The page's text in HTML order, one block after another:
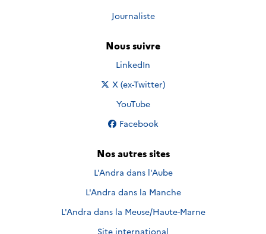
Journaliste
Nous suivre
Nous suivre sur
LinkedIn
Nous suivre sur
X (ex-Twitter)
Nous suivre sur
YouTube
Nous suivre sur
Facebook
Nos autres sites
L'Andra dans l'Aube
L'Andra dans la Manche
L'Andra dans la Meuse/Haute-Marne
Site international